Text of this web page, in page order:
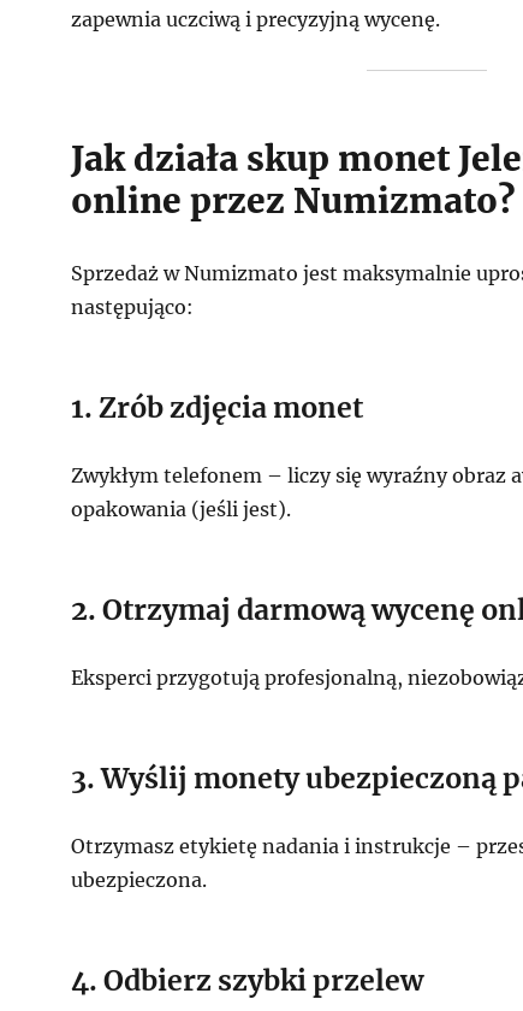
zapewnia uczciwą i precyzyjną wycenę.
Jak działa skup monet
online przez Numizmato?
Sprzedaż w Numizmato jest maksymalnie
następująco:
1. Zrób zdjęcia monet
Zwykłym telefonem – liczy się wyraźny obraz
opakowania (jeśli jest).
2. Otrzymaj darmową wycenę
Eksperci przygotują profesjonalną,
3. Wyślij monety ubezpieczoną
Otrzymasz etykietę nadania i instrukcje –
ubezpieczona.
4. Odbierz szybki przelew